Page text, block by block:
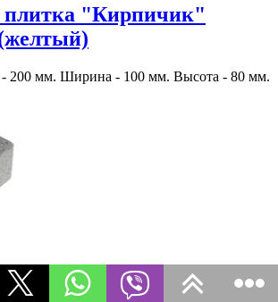
плитка "Кирпичик"
- 200 мм. Ширина - 100 мм. Высота - 80 мм.
плитка "Кирпичик"